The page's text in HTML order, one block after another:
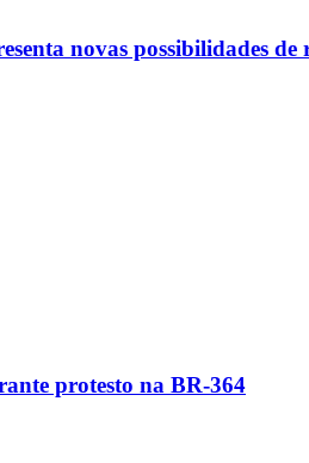
novas possibilidades de
protesto na BR-364